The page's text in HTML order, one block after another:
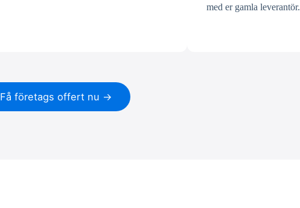
med er gamla leverantör.
Få företags offert nu →